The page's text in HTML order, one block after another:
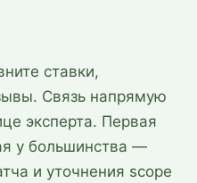
ставки,
Связь напрямую
эксперта. Первая
у большинства —
и уточнения scope